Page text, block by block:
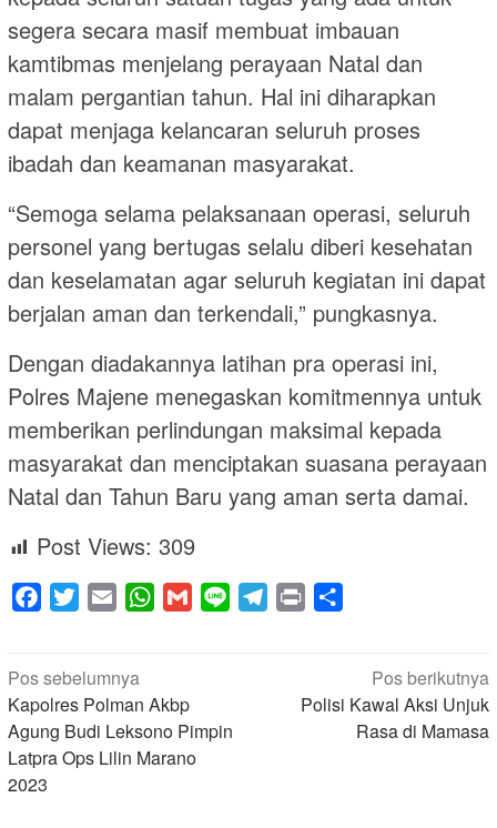
segera secara masif membuat imbauan
kamtibmas menjelang perayaan Natal dan
malam pergantian tahun. Hal ini diharapkan
dapat menjaga kelancaran seluruh proses
ibadah dan keamanan masyarakat.
“Semoga selama pelaksanaan operasi, seluruh
personel yang bertugas selalu diberi kesehatan
dan keselamatan agar seluruh kegiatan ini dapat
berjalan aman dan terkendali,” pungkasnya.
Dengan diadakannya latihan pra operasi ini,
Polres Majene menegaskan komitmennya untuk
memberikan perlindungan maksimal kepada
masyarakat dan menciptakan suasana perayaan
Natal dan Tahun Baru yang aman serta damai.
Post Views: 309
Facebook
Twitter Email WhatsApp
Gmail Line Telegram
Print
Navigasi
pos
Pos sebelumnya
Kapolres Polman Akbp
Agung Budi Leksono Pimpin
Latpra Ops Lilin Marano
2023
Pos berikutnya
Polisi Kawal Aksi Unjuk
Rasa di Mamasa